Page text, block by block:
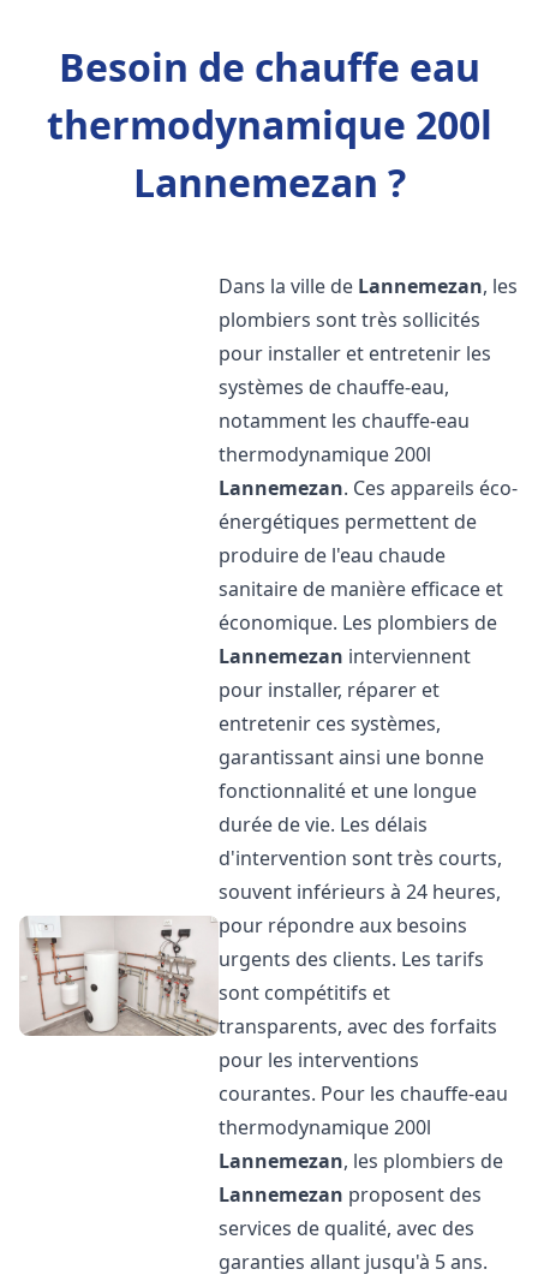
Besoin de chauffe eau
thermodynamique 200l
Lannemezan ?
Dans la ville de Lannemezan, les
plombiers sont très sollicités
pour installer et entretenir les
systèmes de chauffe-eau,
notamment les chauffe-eau
thermodynamique 200l
Lannemezan. Ces appareils éco-
énergétiques permettent de
produire de l'eau chaude
sanitaire de manière efficace et
économique. Les plombiers de
Lannemezan interviennent
pour installer, réparer et
entretenir ces systèmes,
garantissant ainsi une bonne
fonctionnalité et une longue
durée de vie. Les délais
d'intervention sont très courts,
souvent inférieurs à 24 heures,
pour répondre aux besoins
urgents des clients. Les tarifs
sont compétitifs et
transparents, avec des forfaits
pour les interventions
courantes. Pour les chauffe-eau
thermodynamique 200l
Lannemezan, les plombiers de
Lannemezan proposent des
services de qualité, avec des
garanties allant jusqu'à 5 ans.